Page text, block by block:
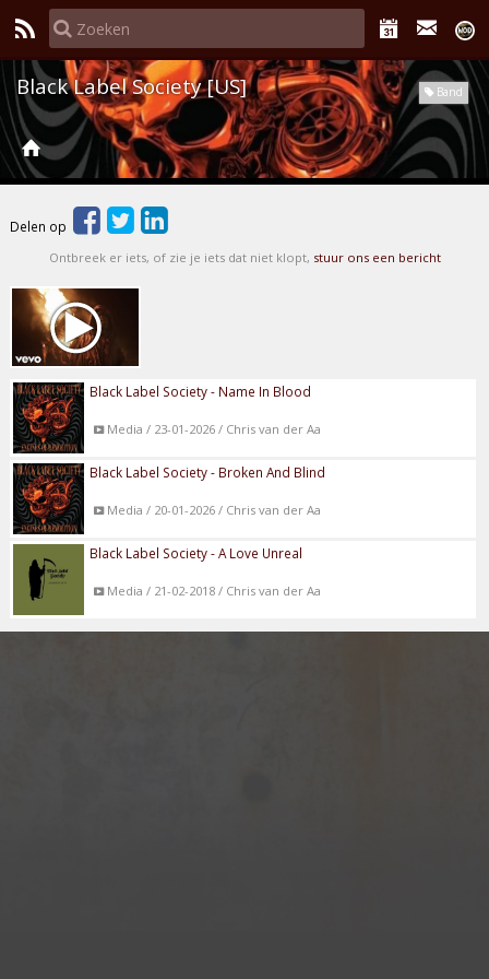
Band
Black Label Society [US]
Delen op
Ontbreek er iets, of zie je iets dat niet klopt, stuur ons een bericht
Black Label Society - Name In Blood
Media / 23-01-2026 / Chris van der Aa
Black Label Society - Broken And Blind
Media / 20-01-2026 / Chris van der Aa
Black Label Society - A Love Unreal
Media / 21-02-2018 / Chris van der Aa